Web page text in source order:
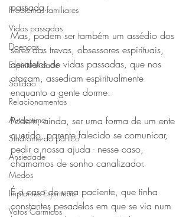
Problemas familiares
Vidas passadas
Doenças
Espiritualidade
Solidão
Relacionamentos
Autoestima
Síndrome do pânico
Ansiedade
Medos
Implantes Espirituais
Votos Cármicos
passada.
Mas, podem ser também um assédio dos
seres das trevas, obsessores espirituais,
desafetos de vidas passadas, que nos
atacam, assediam espiritualmente
enquanto a gente dorme.
Podem, ainda, ser uma forma de um ente
querido, parente falecido se comunicar,
pedir a nossa ajuda - nesse caso,
chamamos de sonho canalizador.
É o caso de uma paciente, que tinha
constantes pesadelos em que se via num